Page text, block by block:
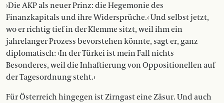
›Die AKP als neuer Prinz: die Hegemonie des
Finanzkapitals und ihre Widersprüche.‹ Und selbst jetzt,
wo er richtig tief in der Klemme sitzt, weil ihm ein
jahrelanger Prozess bevorstehen könnte, sagt er, ganz
diplomatisch: ›In der Türkei ist mein Fall nichts
Besonderes, weil die Inhaftierung von Oppositionellen auf
der Tagesordnung steht.‹
Für Österreich hingegen ist Zirngast eine Zäsur. Und auch